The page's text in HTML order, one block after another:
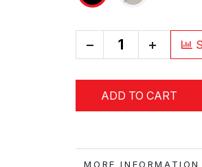
+
ADD TO CART
MORE INFORMATION